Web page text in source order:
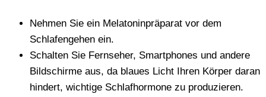
Nehmen Sie ein Melatoninpräparat vor dem
Schlafengehen ein.
Schalten Sie Fernseher, Smartphones und andere
Bildschirme aus, da blaues Licht Ihren Körper daran
hindert, wichtige Schlafhormone zu produzieren.